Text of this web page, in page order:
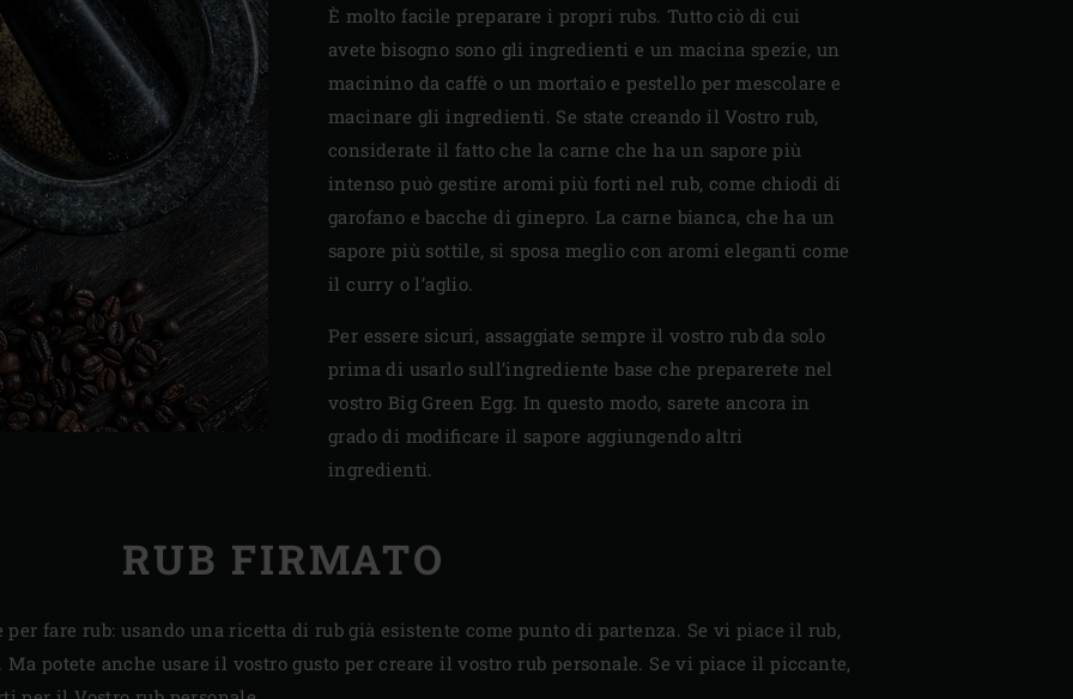
È molto facile preparare i propri rubs. Tutto ciò di cui
avete bisogno sono gli ingredienti e un macina spezie, un
macinino da caffè o un mortaio e pestello per mescolare e
macinare gli ingredienti. Se state creando il Vostro rub,
considerate il fatto che la carne che ha un sapore più
intenso può gestire aromi più forti nel rub, come chiodi di
garofano e bacche di ginepro. La carne bianca, che ha un
sapore più sottile, si sposa meglio con aromi eleganti come
il curry o l’aglio.
Per essere sicuri, assaggiate sempre il vostro rub da solo
prima di usarlo sull’ingrediente base che preparerete nel
vostro Big Green Egg. In questo modo, sarete ancora in
grado di modificare il sapore aggiungendo altri
ingredienti.
RUB FIRMATO
per fare rub: usando una ricetta di rub già esistente come punto di partenza. Se vi piace il rub,
potete anche usare il vostro gusto per creare il vostro rub personale. Se vi piace il piccante,